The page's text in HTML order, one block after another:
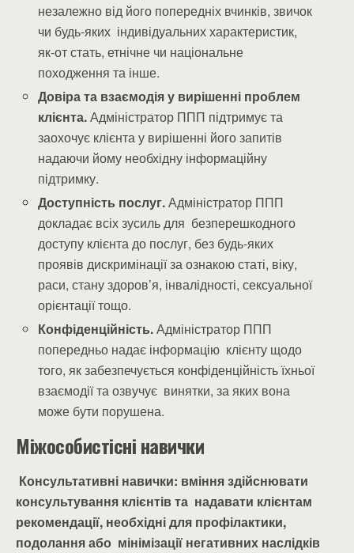
незалежно від його попередніх вчинків, звичок
чи будь-яких індивідуальних характеристик,
як-от стать, етнічне чи національне
походження та інше.
Довіра та взаємодія у вирішенні проблем
клієнта.Адміністратор ППП підтримує та
заохочує клієнта у вирішенні його запитів
надаючи йому необхідну інформаційну
підтримку.
Доступність послуг.Адміністратор ППП
докладає всіх зусиль для безперешкодного
доступу клієнта до послуг, без будь-яких
проявів дискримінації за ознакою статі, віку,
раси, стану здоров’я, інвалідності, сексуальної
орієнтації тощо.
Конфіденційність.Адміністратор ППП
попередньо надає інформацію клієнту щодо
того, як забезпечується конфіденційність їхньої
взаємодії та озвучує винятки, за яких вона
може бути порушена.
Міжособистісні навички
Консультативні навички: вміння здійснювати
консультування клієнтів та надавати клієнтам
рекомендації, необхідні для профілактики,
подолання або мінімізації негативних наслідків